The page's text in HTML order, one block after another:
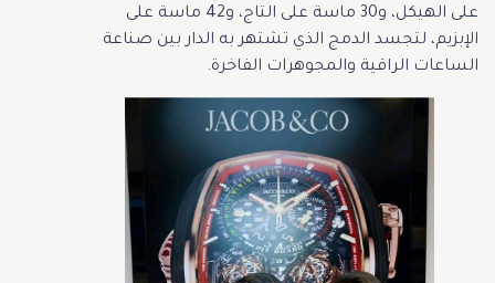
على الهيكل، و30 ماسة على التاج، و42 ماسة على
الإبزيم، لتجسد الدمج الذي تشتهر به الدار بين صناعة
الساعات الراقية والمجوهرات الفاخرة.